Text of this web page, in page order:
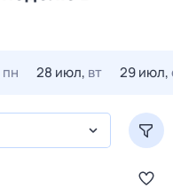
пн 28 июл, вт 29 июл,